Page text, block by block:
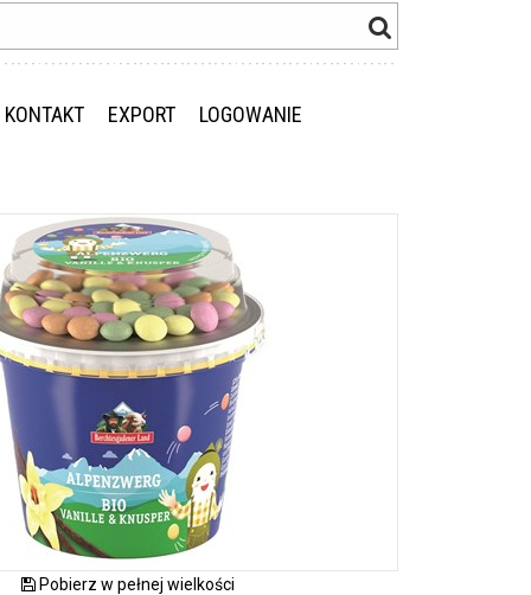
KONTAKT EXPORT LOGOWANIE
Pobierz w pełnej wielkości